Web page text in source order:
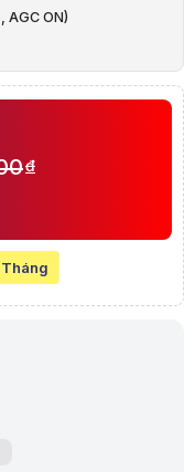
Zoom 25X
AGC ON)
EIS
đ